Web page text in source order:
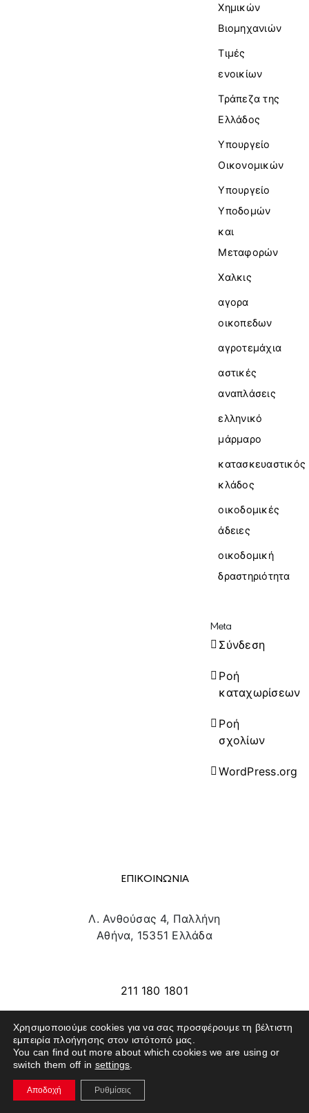
Χημικών
Βιομηχανιών
Τιμές
ενοικίων
Τράπεζα της
Ελλάδος
Υπουργείο
Οικονομικών
Υπουργείο
Υποδομών
και
Μεταφορών
Χαλκις
αγορα
οικοπεδων
αγροτεμάχια
αστικές
αναπλάσεις
ελληνικό
μάρμαρο
κατασκευαστικός
κλάδος
οικοδομικές
άδειες
οικοδομική
δραστηριότητα
Meta
Σύνδεση
Ροή
καταχωρίσεων
Ροή
σχολίων
WordPress.org
ΕΠΙΚΟΙΝΩΝΙΑ
Λ. Ανθούσας 4, Παλλήνη
Αθήνα, 15351 Ελλάδα
211 180 1801
SITE MAP
ΕΚΘΕΤΕΣ
Χρησιμοποιούμε cookies για να σας προσφέρουμε τη βέλτιστη
εμπειρία πλοήγησης στον ιστότοπό μας.
You can find out more about which cookies we are using or
switch them off in settings
Αποδοχή Ρυθμίσεις